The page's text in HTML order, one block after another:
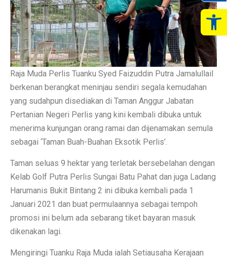
Raja Muda Perlis Tuanku Syed Faizuddin Putra Jamalullail
berkenan berangkat meninjau sendiri segala kemudahan
yang sudahpun disediakan di Taman Anggur Jabatan
Pertanian Negeri Perlis yang kini kembali dibuka untuk
menerima kunjungan orang ramai dan dijenamakan semula
sebagai ‘Taman Buah-Buahan Eksotik Perlis’.
Taman seluas 9 hektar yang terletak bersebelahan dengan
Kelab Golf Putra Perlis Sungai Batu Pahat dan juga Ladang
Harumanis Bukit Bintang 2 ini dibuka kembali pada 1
Januari 2021 dan buat permulaannya sebagai tempoh
promosi ini belum ada sebarang tiket bayaran masuk
dikenakan lagi.
Mengiringi Tuanku Raja Muda ialah Setiausaha Kerajaan